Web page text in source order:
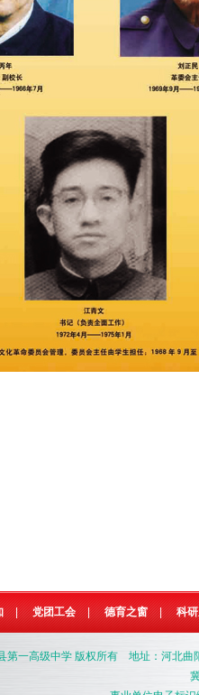
| 党团工会 | 德育之窗 | 科
第一高级中学 版权所有 地址：河北曲